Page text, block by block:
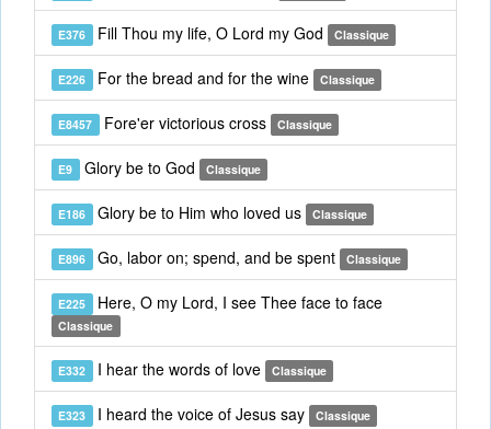
E376 Fill Thou my life, O Lord my God Classique
E226 For the bread and for the wine Classique
E8457 Fore'er victorious cross Classique
E9 Glory be to God Classique
E186 Glory be to Him who loved us Classique
E896 Go, labor on; spend, and be spent Classique
E225 Here, O my Lord, I see Thee face to face
Classique
E332 I hear the words of love Classique
E323 I heard the voice of Jesus say Classique